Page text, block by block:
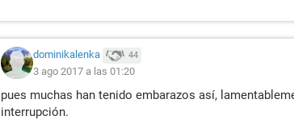
dominikalenka 44
3 ago 2017 a las 01:20
pues muchas han tenido embarazos así,
interrupción.